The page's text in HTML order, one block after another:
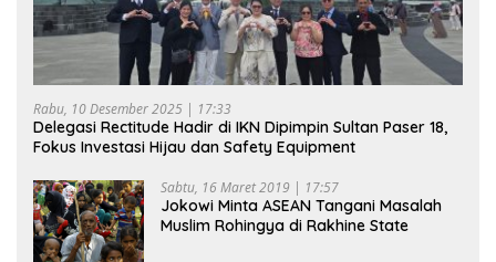
Rabu, 10 Desember 2025 | 17:33
Delegasi Rectitude Hadir di IKN Dipimpin Sultan Paser 18,
Fokus Investasi Hijau dan Safety Equipment
Sabtu, 16 Maret 2019 | 17:57
Jokowi Minta ASEAN Tangani Masalah
Muslim Rohingya di Rakhine State